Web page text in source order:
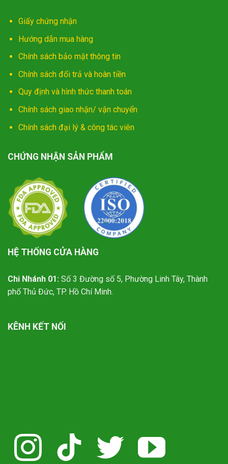
Giấy chứng nhận
Hướng dẫn mua hàng
Chính sách bảo mật thông tin
Chính sách đổi trả và hoàn tiền
Quy định và hình thức thanh toán
Chính sách giao nhận/ vận chuyển
Chính sách đại lý & công tác viên
CHỨNG NHẬN SẢN PHẨM
HỆ THỐNG CỬA HÀNG
Chi Nhánh 01: Số 3 Đường số 5, Phường Linh Tây, Thành
phố Thủ Đức, TP. Hồ Chí Minh.
KÊNH KẾT NỐI